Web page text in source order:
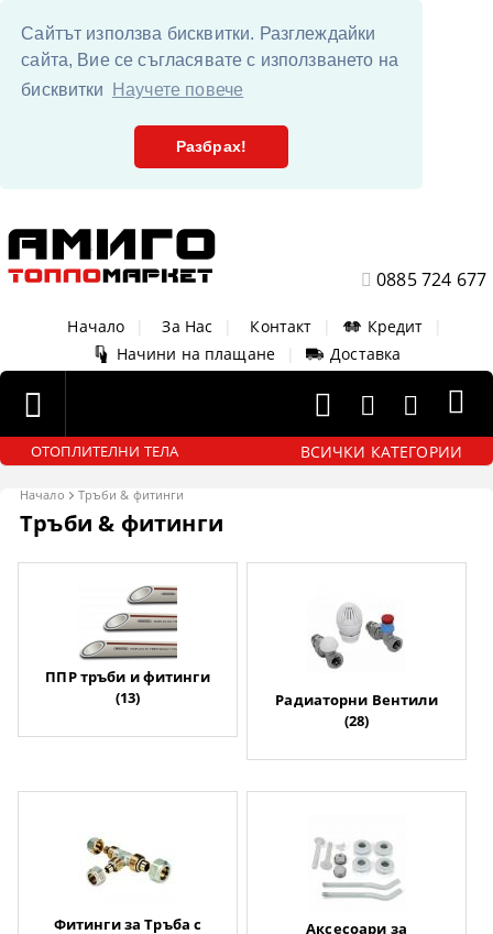
Сайтът използва бисквитки. Разглеждайки
сайта, Вие се съгласявате с използването на
бисквитки
Научете повече
Разбрах!
0885 724 677
Начало За Нас Контакт Кредит
Начини на плащане
Доставка
ОТОПЛИТЕЛНИ ТЕЛА ВСИЧКИ КАТЕГОРИИ
Начало Тръби & фитинги
Тръби & фитинги
ППР тръби и фитинги
(13)
Радиаторни Вентили
(28)
Фитинги за Тръба с
Аксесоари за